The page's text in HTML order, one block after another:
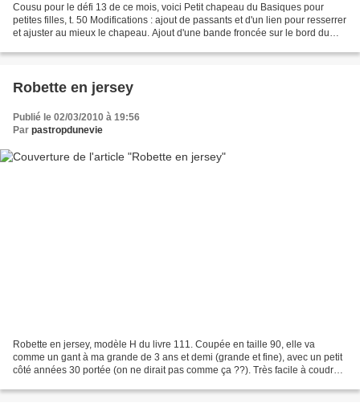
Cousu pour le défi 13 de ce mois, voici Petit chapeau du Basiques pour
petites filles, t. 50 Modifications : ajout de passants et d'un lien pour resserrer
et ajuster au mieux le chapeau. Ajout d'une bande froncée sur le bord du
Robette en jersey
Publié le 02/03/2010 à 19:56
Par pastropdunevie
Robette en jersey, modèle H du livre 111. Coupée en taille 90, elle va
comme un gant à ma grande de 3 ans et demi (grande et fine), avec un petit
côté années 30 portée (on ne dirait pas comme ça ??). Très facile à coudre,